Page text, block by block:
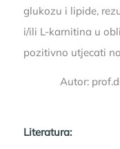
glukozu i lipide,
i/ili L-karnitina u
pozitivno utjecati
Autor:
Literatura: